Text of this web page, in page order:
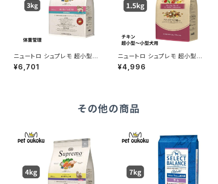
ニュートロ シュプレモ 超小型
犬〜小型犬 体重管理用 3kg 4
562358781865
¥6,701
ニュートロ シュプレモ 超小型
犬〜小型犬 成犬用 プレミアム
ブレンド チキン 1.5kg 49023
¥4,996
その他の商品